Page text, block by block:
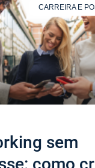
CARREIRA E
sem